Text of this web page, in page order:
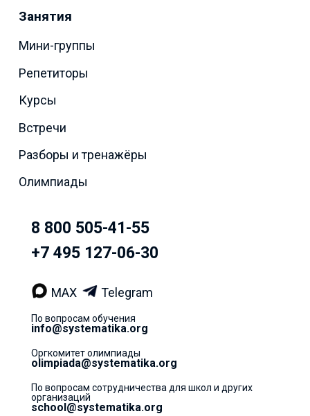
Занятия
Мини-группы
Репетиторы
Курсы
Встречи
Разборы и тренажёры
Олимпиады
8 800 505-41-55
+7 495 127-06-30
MAX Telegram
По вопросам обучения
info@systematika.org
Оргкомитет олимпиады
olimpiada@systematika.org
По вопросам сотрудничества для школ и других
организаций
school@systematika.org